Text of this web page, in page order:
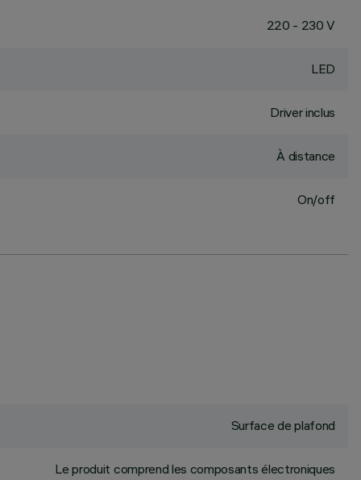
220 - 230 V
LED
Driver inclus
À distance
On/off
Surface de plafond
Le produit comprend les composants électroniques